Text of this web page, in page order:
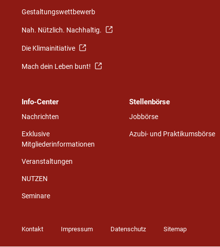
Gestaltungswettbewerb
Nah. Nützlich. Nachhaltig.
Die Klimainitiative
Mach dein Leben bunt!
Info-Center
Nachrichten
Exklusive
Mitgliederinformationen
Veranstaltungen
NUTZEN
Seminare
Stellenbörse
Jobbörse
Azubi- und Praktikumsbörse
Kontakt Impressum Datenschutz Sitemap